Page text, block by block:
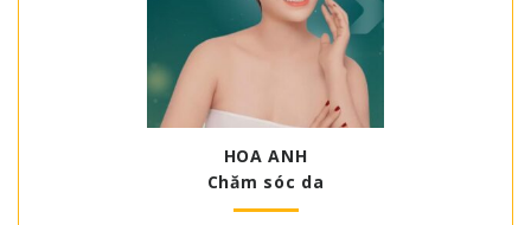
HOA ANH
Chăm sóc da